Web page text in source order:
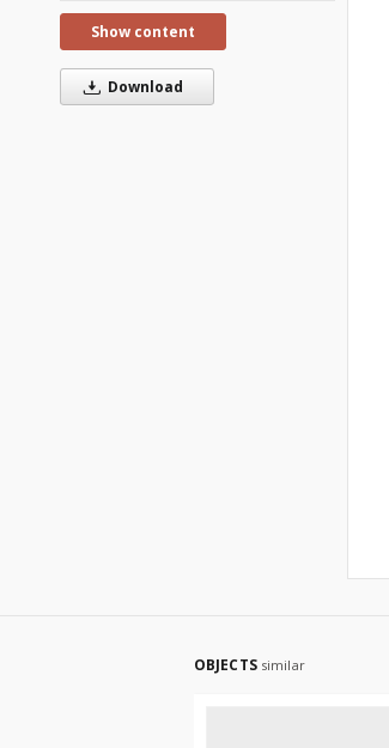
Show content
Download
OBJECTS similar